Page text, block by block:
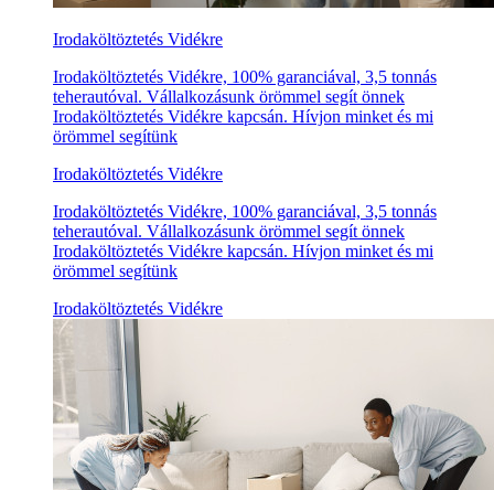
Irodaköltöztetés Vidékre
Irodaköltöztetés Vidékre, 100% garanciával, 3,5 tonnás
teherautóval. Vállalkozásunk örömmel segít önnek
Irodaköltöztetés Vidékre kapcsán. Hívjon minket és mi
örömmel segítünk
Irodaköltöztetés Vidékre
Irodaköltöztetés Vidékre, 100% garanciával, 3,5 tonnás
teherautóval. Vállalkozásunk örömmel segít önnek
Irodaköltöztetés Vidékre kapcsán. Hívjon minket és mi
örömmel segítünk
Irodaköltöztetés Vidékre